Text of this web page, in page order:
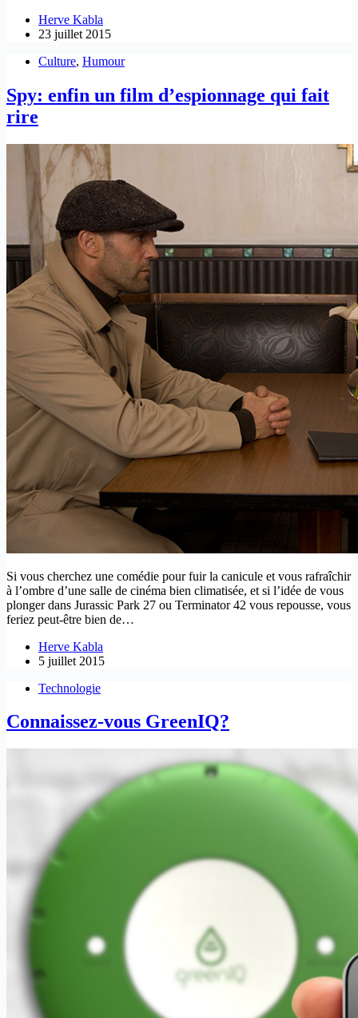
Herve Kabla
23 juillet 2015
Culture, Humour
Spy: enfin un film d’espionnage qui fait
rire
Si vous cherchez une comédie pour fuir la canicule et vous rafraîchir
à l’ombre d’une salle de cinéma bien climatisée, et si l’idée de vous
plonger dans Jurassic Park 27 ou Terminator 42 vous repousse, vous
feriez peut-être bien de…
Herve Kabla
5 juillet 2015
Technologie
Connaissez-vous GreenIQ?